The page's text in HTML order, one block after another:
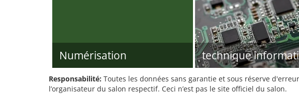
Numérisation technique
Responsabilité: Toutes les données sans garantie et sous réserve
l’organisateur du salon respectif. Ceci n’est pas le site officiel du salon.